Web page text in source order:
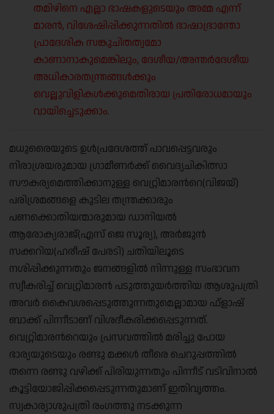
തമിഴിനെ എല്ലാ ഭാഷകളുടെയും അമ്മ എന്ന്
മാരന്‍, വിശേഷിപ്പിക്കുന്നതില്‍ ഭാഷാഭ്രാന്തോ
പ്രാദേശിക സങ്കുചിതത്വമോ
കാണാനാകുമെങ്കിലും, ദേശീയ/അന്തര്‍ദേശീയ
അധികാരതന്ത്രങ്ങള്‍ക്കും
വെല്ലുവിളികള്‍ക്കുമെതിരായ പ്രതിരോധമായും
വായിച്ചെടുക്കാം.
മധുരൈയുടെ ഉള്‍പ്രദേശത്ത് പാവപ്പെട്ടവരും
നിരാശ്രയരുമായ ഗ്രാമീണര്‍ക്ക് വൈദ്യചികിത്സാ
സൗകര്യമെത്തിക്കാനുള്ള വെറ്റ്രിമാരന്‍റെ(വിജയ്)
പരിശ്രമങ്ങളെ കുടില തന്ത്രക്കാരും
പണക്കൊതിയന്മാരുമായ ഡാനിയല്‍
ആരോക്യരാജ്(എസ് ജെ സൂര്യ), അര്‍ജുന്‍
സക്കറിയ(ഹരീഷ് പേരടി) ചതിയിലൂടെ
നശിപ്പിക്കുന്നതും ജനങ്ങളില്‍ നിന്നുള്ള സംഭാവന
സ്വീകരിച്ച് വെറ്റ്രിമാരന്‍ പടുത്തുയര്‍ത്തിയ ആശുപത്രി
അവര്‍ കൈവശപ്പെടുത്തുന്നതുമെല്ലാമായ ഫ്ളാഷ്
ബാക്ക് പിന്നീടാണ് വിശദീകരിക്കപ്പെടുന്നത്.
വെറ്റ്രിമാരന്‍റെയും പ്രസവത്തില്‍ മരിച്ചു പോയ
ഭാര്യയുടെയും രണ്ടു മക്കള്‍ തീരെ ചെറുപ്പത്തില്‍
തന്നെ രണ്ടു വഴിക്ക് പിരിയുന്നതും പിന്നീട് വടിവിനാല്‍
കൂട്ടിയോജിപ്പിക്കപ്പെടുന്നതുമാണ് ഇതിവൃത്തം.
സ്വകാര്യാശുപത്രി രംഗത്തു നടക്കുന്ന